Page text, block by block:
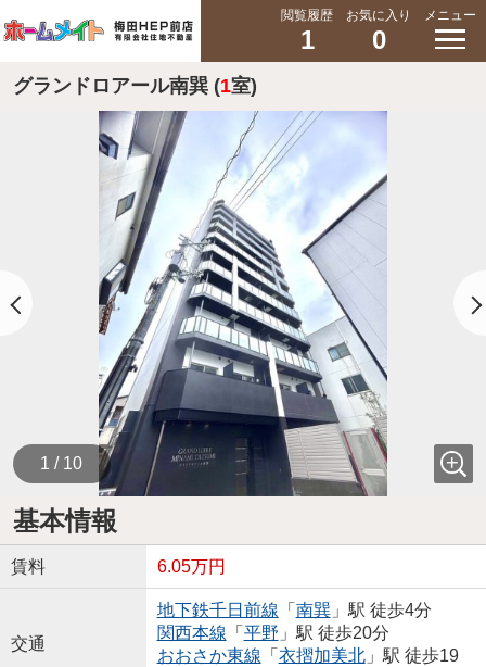
閲覧履歴
1
お気に入り
0
メニュー
グランドロアール南巽 (1室)
1 / 10
基本情報
賃料 6.05万円
交通
地下鉄千日前線 「 南巽」駅 徒歩4分
関西本線 「 平野 」駅 徒歩20分
おおさか東線 「 衣摺加美北」駅 徒歩19